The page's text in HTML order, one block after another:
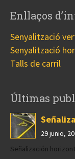
Enllaços
Senyalització
Senyalització
Talls de carril
Últimas
29 junio,
Señalización